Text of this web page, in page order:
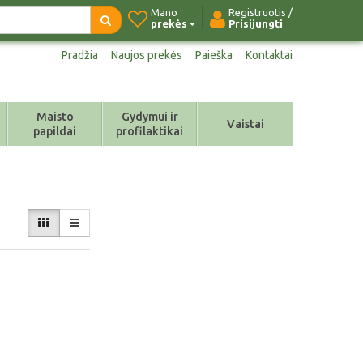
Registruotis /
Prisijungti
Mano
prekės
Pradžia Naujos prekės Paieška Kontaktai
Maisto
papildai
Gydymui ir
profilaktikai
Vaistai